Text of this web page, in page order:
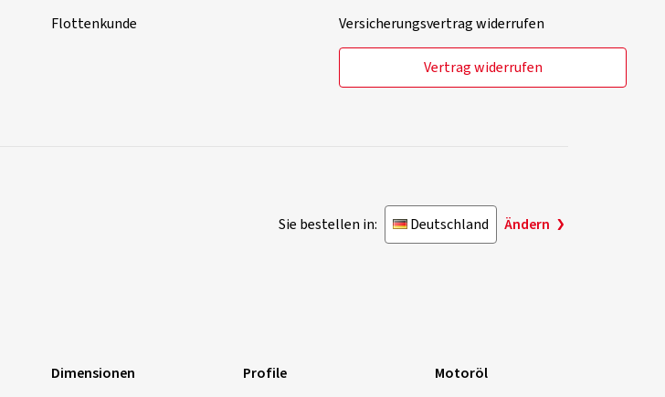
Flottenkunde
Versicherungsvertrag widerrufen
Vertrag widerrufen
Sie bestellen in: Deutschland Ändern
Dimensionen Profile Motoröl